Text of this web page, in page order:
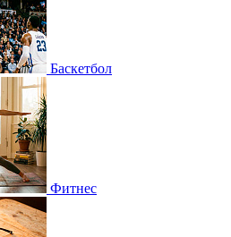
Баскетбол
Фитнес